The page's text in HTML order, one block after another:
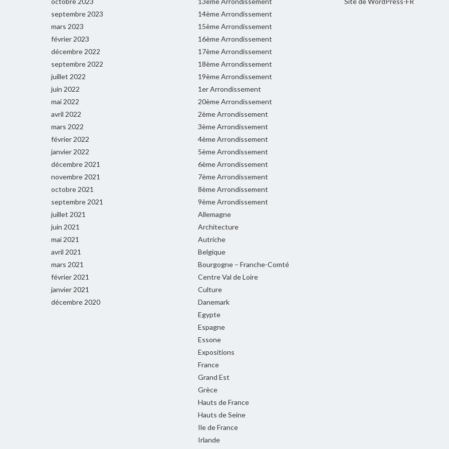
septembre 2023
mars 2023
février 2023
décembre 2022
septembre 2022
juillet 2022
juin 2022
mai 2022
avril 2022
mars 2022
février 2022
janvier 2022
décembre 2021
novembre 2021
octobre 2021
septembre 2021
juillet 2021
juin 2021
mai 2021
avril 2021
mars 2021
février 2021
janvier 2021
décembre 2020
14ème Arrondissement
15ème Arrondissement
16ème Arrondissement
17ème Arrondissement
18ème Arrondissement
19ème Arrondissement
1er Arrondissement
20ème Arrondissement
2ème Arrondissement
3ème Arrondissement
4ème Arrondissement
5ème Arrondissement
6ème Arrondissement
7ème Arrondissement
8ème Arrondissement
9ème Arrondissement
Allemagne
Architecture
Autriche
Belgique
Bourgogne – Franche-Comté
Centre Val de Loire
Culture
Danemark
Egypte
Espagne
Essone
Expositions
France
Grand Est
Grèce
Hauts de France
Hauts de Seine
Ile de France
Irlande